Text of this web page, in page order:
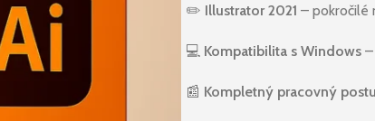
✏️ Illustrator 2021 – pokročilé
💻 Kompatibilita s Windows–
📰 Kompletný pracovný